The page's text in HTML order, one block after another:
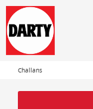
Tous les magasins Darty
Pays de la Loire
Vendée
Challans